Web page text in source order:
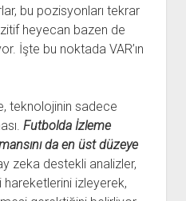
bu pozisyonları tekrar
heyecan bazen de
İşte bu noktada VAR’ın
teknolojinin sadece
Futbolda İzleme
da en üst düzeye
zeka destekli analizler,
hareketlerini izleyerek,